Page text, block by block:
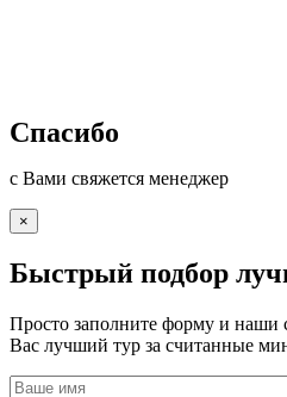
Спасибо
с Вами свяжется менеджер
×
Быстрый подбор
Просто заполните форму и наши
Вас лучший тур за считанные